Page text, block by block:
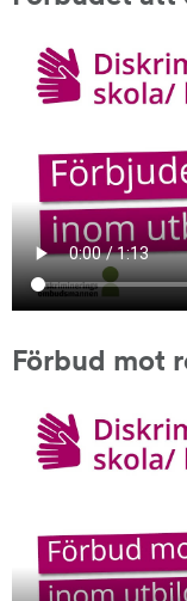
Förbud mot